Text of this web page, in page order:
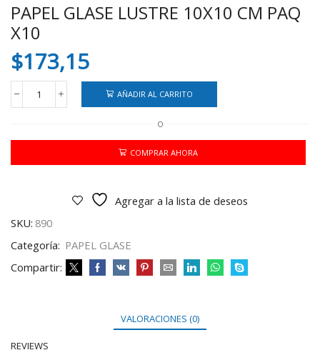
PAPEL GLASE LUSTRE 10X10 CM PAQ
X10
$173,15
PAPEL
GLASE
10X10
PAQ
AÑADIR AL CARRITO
O
COMPRAR AHORA
Agregar a la lista de deseos
SKU: 890
Categoría: PAPEL GLASE
Compartir:
VALORACIONES (0)
REVIEWS